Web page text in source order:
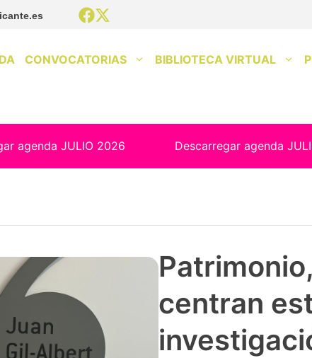
CONVOCATORIAS BIBLIOTECA VIRTUAL
agenda JULIO 2026 Descarregar agenda
centran